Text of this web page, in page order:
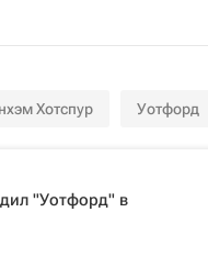
Хотспур Уотфорд
"Уотфорд" в